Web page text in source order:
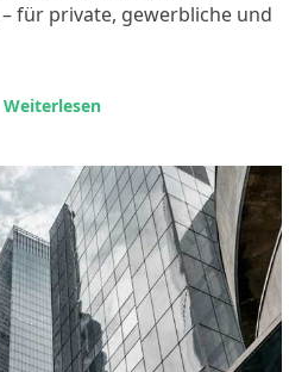
für private, gewerbliche und
Weiterlesen